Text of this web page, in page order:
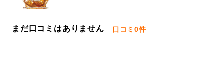
まだ口コミはありません 口コミ0件